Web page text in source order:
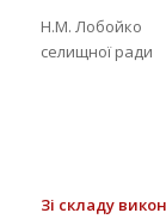
Н.М. Лобойко
селищної ради
Зі складу